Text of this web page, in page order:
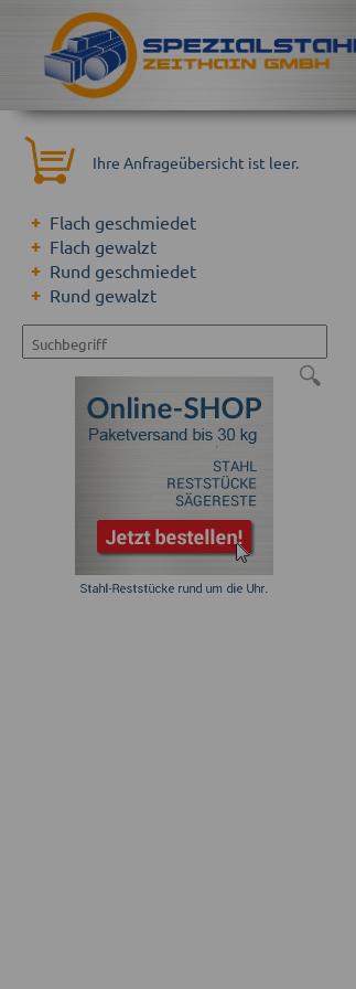
Ihre Anfrageübersicht ist leer.
Flach geschmiedet
Flach gewalzt
Rund geschmiedet
Rund gewalzt
🔍